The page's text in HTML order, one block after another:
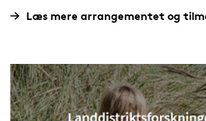
Læs mere arrangementet og